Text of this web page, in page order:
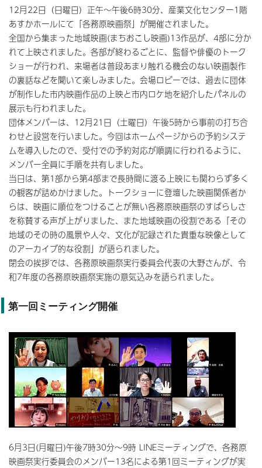
12月22日（日曜日）正午～午後6時30分、産業文化センター1階
あすかホールにて「各務原映画祭」が開催されました。
全国から集まった地域映画(まちおこし映画)13作品が、4部に分か
れて上映されました。各部が終わるごとに、監督や俳優のトーク
ショーが行われ、来場者は普段あまり触れる機会のない映画製作
の裏話などを聞いて楽しみました。会場ロビーでは、過去に団体
が制作した市内映画作品の上映と市内ロケ地を紹介したパネルの
展示も行われました。
団体メンバーは、12月21日（土曜日）午後5時から事前の打ち合
わせと設営を行いました。今回はホームページからの予約システ
ムを導入したので、受付での予約対応が順調に行われるように、
メンバー全員に手順を共有しました。
当日は、第1部から第4部まで長時間に渡る上映にも関わらず多く
の観客が詰めかけました。トークショーに登壇した映画関係者か
らは、映画に順位をつけることが無い各務原映画祭のすばらしさ
を称賛する声が上がりました、また地域映画の役割である「その
地域のその時の風景や人々、文化が記録された貴重な映像として
のアーカイブ的な役割」が語られました。
閉会の挨拶では、各務原映画祭実行委員会代表の大野さんが、令
和7年度の各務原映画祭実施の意気込みを語られました。
第一回ミーティング開催
6月3日(月曜日)午後7時30分～9時 LINEミーティングで、各務原
映画祭実行委員会のメンバー13名による第1回ミーティングが実